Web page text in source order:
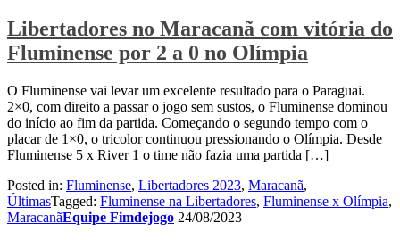
Libertadores no Maracanã com vitória do
Fluminense por 2 a 0 no Olímpia
O Fluminense vai levar um excelente resultado para o Paraguai.
2×0, com direito a passar o jogo sem sustos, o Fluminense dominou
do início ao fim da partida. Começando o segundo tempo com o
placar de 1×0, o tricolor continuou pressionando o Olímpia. Desde
Fluminense 5 x River 1 o time não fazia uma partida […]
Posted in: Fluminense, Libertadores 2023, Maracanã,
ÚltimasTagged: Fluminense na Libertadores, Fluminense x Olímpia,
MaracanãEquipe Fimdejogo 24/08/2023